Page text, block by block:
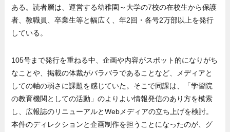
ある。読者層は、運営する幼稚園～大学の7校の在校生から保護
者、教職員、卒業生等と幅広く、年2回・各号2万部以上を発行
している。
105号まで発行を重ねる中、企画や内容がスポット的になりがち
なことや、掲載の体裁がバラバラであることなど、メディアと
しての軸の弱さに課題を感じていた。そこで同課は、「学習院
の教育機関としての活動」のよりよい情報発信のあり方を模索
し、広報誌のリニューアルとWebメディアの立ち上げを検討。
本件のディレクションと企画制作を担うことになったのが、グ